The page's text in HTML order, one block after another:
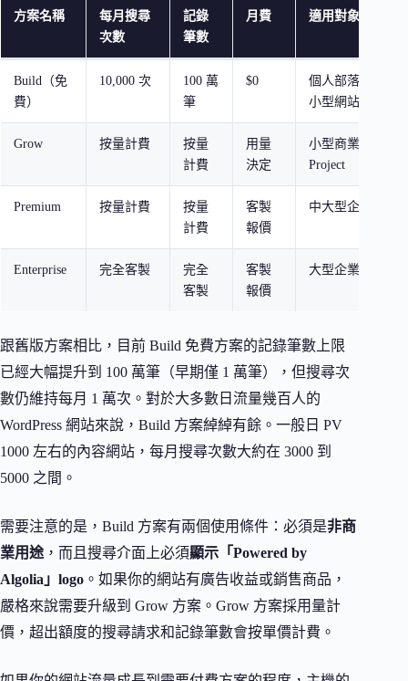
方案名稱
每月搜尋
次數
記錄
筆數
月費 適用對象
Build（免
費）
10,000 次
100 萬
筆
$0
個人部落格、開
小型網站
Grow 按量計費
按量
計費
用量
決定
小型商業網站、
Project
Premium 按量計費
按量
計費
客製
報價
中大型企業、高
Enterprise 完全客製
完全
客製
客製
報價
大型企業、特殊
跟舊版方案相比，目前 Build 免費方案的記錄筆數上限
已經大幅提升到 100 萬筆（早期僅 1 萬筆），但搜尋次
數仍維持每月 1 萬次。對於大多數日流量幾百人的
WordPress 網站來說，Build 方案綽綽有餘。一般日 PV
1000 左右的內容網站，每月搜尋次數大約在 3000 到
5000 之間。
需要注意的是，Build 方案有兩個使用條件：必須是非商
業用途 ，而且搜尋介面上必須顯示「Powered by
Algolia」logo 。如果你的網站有廣告收益或銷售商品，
嚴格來說需要升級到 Grow 方案。Grow 方案採用量計
價，超出額度的搜尋請求和記錄筆數會按單價計費。